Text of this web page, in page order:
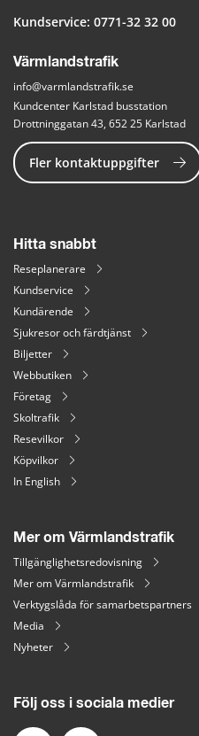
Kundservice: 0771-32 32 00
Värmlandstrafik
info@varmlandstrafik.se
Kundcenter Karlstad busstation
Drottninggatan 43, 652 25 Karlstad
Fler kontaktuppgifter
Hitta snabbt
Reseplanerare
Kundservice
Kundärende
Sjukresor och färdtjänst
Biljetter
Webbutiken
Företag
Skoltrafik
Resevilkor
Köpvilkor
In English
Mer om Värmlandstrafik
Tillgänglighetsredovisning
Mer om Värmlandstrafik
Verktygslåda för samarbetspartners
Media
Nyheter
Följ oss i sociala medier